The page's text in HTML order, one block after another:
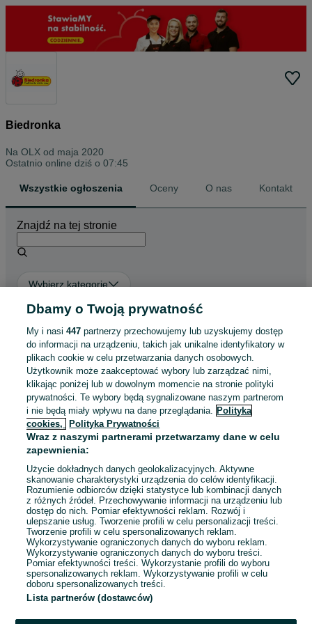
Biedronka
Na OLX od maja 2020
Ostatnio online dziś o 07:45
Wszystkie ogłoszenia Oceny O nas Kontakt
Znajdź na tej stronie
Wybierz kategorię
ZNALEŹLIŚMY 0
Sortowanie Opcje przeglądania
Przepraszamy, nie znaleźliśmy tego,
czego szukasz.
Dbamy o Twoją prywatność
My i nasi447 partnerzy przechowujemy lub uzyskujemy dostęp
do informacji na urządzeniu, takich jak unikalne identyfikatory w
plikach cookie w celu przetwarzania danych osobowych.
Użytkownik może zaakceptować wybory lub zarządzać nimi,
klikając poniżej lub w dowolnym momencie na stronie polityki
prywatności. Te wybory będą sygnalizowane naszym partnerom
i nie będą miały wpływu na dane przeglądania. Polityka
cookies,
Polityka Prywatności
Wraz z naszymi partnerami przetwarzamy dane w celu
zapewnienia:
Użycie dokładnych danych geolokalizacyjnych. Aktywne
skanowanie charakterystyki urządzenia do celów identyfikacji.
Rozumienie odbiorców dzięki statystyce lub kombinacji danych
z różnych źródeł. Przechowywanie informacji na urządzeniu lub
dostęp do nich. Pomiar efektywności reklam. Rozwój i
ulepszanie usług. Tworzenie profili w celu personalizacji treści.
Tworzenie profili w celu spersonalizowanych reklam.
Wykorzystywanie ograniczonych danych do wyboru reklam.
Wykorzystywanie ograniczonych danych do wyboru treści.
Pomiar efektywności treści. Wykorzystanie profili do wyboru
spersonalizowanych reklam. Wykorzystywanie profili w celu
doboru spersonalizowanych treści.
Lista partnerów (dostawców)